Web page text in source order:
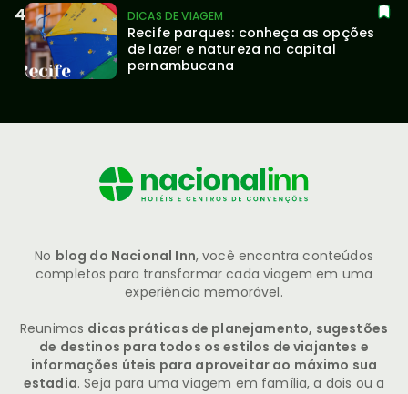
DICAS DE VIAGEM
Recife parques: conheça as opções
de lazer e natureza na capital
pernambucana
No blog do Nacional Inn, você encontra conteúdos
completos para transformar cada viagem em uma
experiência memorável.
Reunimos dicas práticas de planejamento, sugestões
de destinos para todos os estilos de viajantes e
informações úteis para aproveitar ao máximo sua
estadia. Seja para uma viagem em família, a dois ou a